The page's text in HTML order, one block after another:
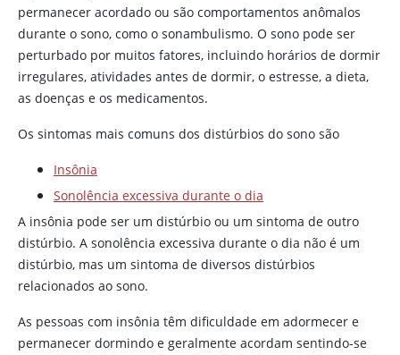
permanecer acordado ou são comportamentos anômalos
durante o sono, como o sonambulismo. O sono pode ser
perturbado por muitos fatores, incluindo horários de dormir
irregulares, atividades antes de dormir, o estresse, a dieta,
as doenças e os medicamentos.
Os sintomas mais comuns dos distúrbios do sono são
Insônia
Sonolência excessiva durante o dia
A insônia pode ser um distúrbio ou um sintoma de outro
distúrbio. A sonolência excessiva durante o dia não é um
distúrbio, mas um sintoma de diversos distúrbios
relacionados ao sono.
As pessoas com insônia têm dificuldade em adormecer e
permanecer dormindo e geralmente acordam sentindo-se